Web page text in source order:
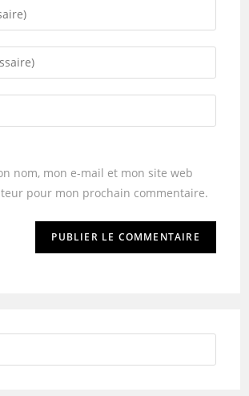
nom, mon e-mail et mon site web
pour mon prochain commentaire.